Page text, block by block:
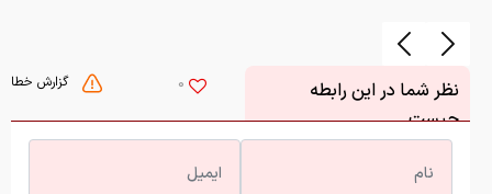
گزارش خطا 0
نظر شما در این رابطه
چیست